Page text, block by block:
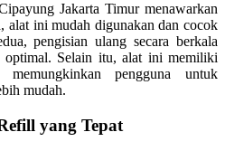
Jakarta Timur menawarkan
alat ini mudah digunakan dan cocok
pengisian ulang secara berkala
optimal. Selain itu, alat ini memiliki
pengguna untuk
mudah.
yang Tepat